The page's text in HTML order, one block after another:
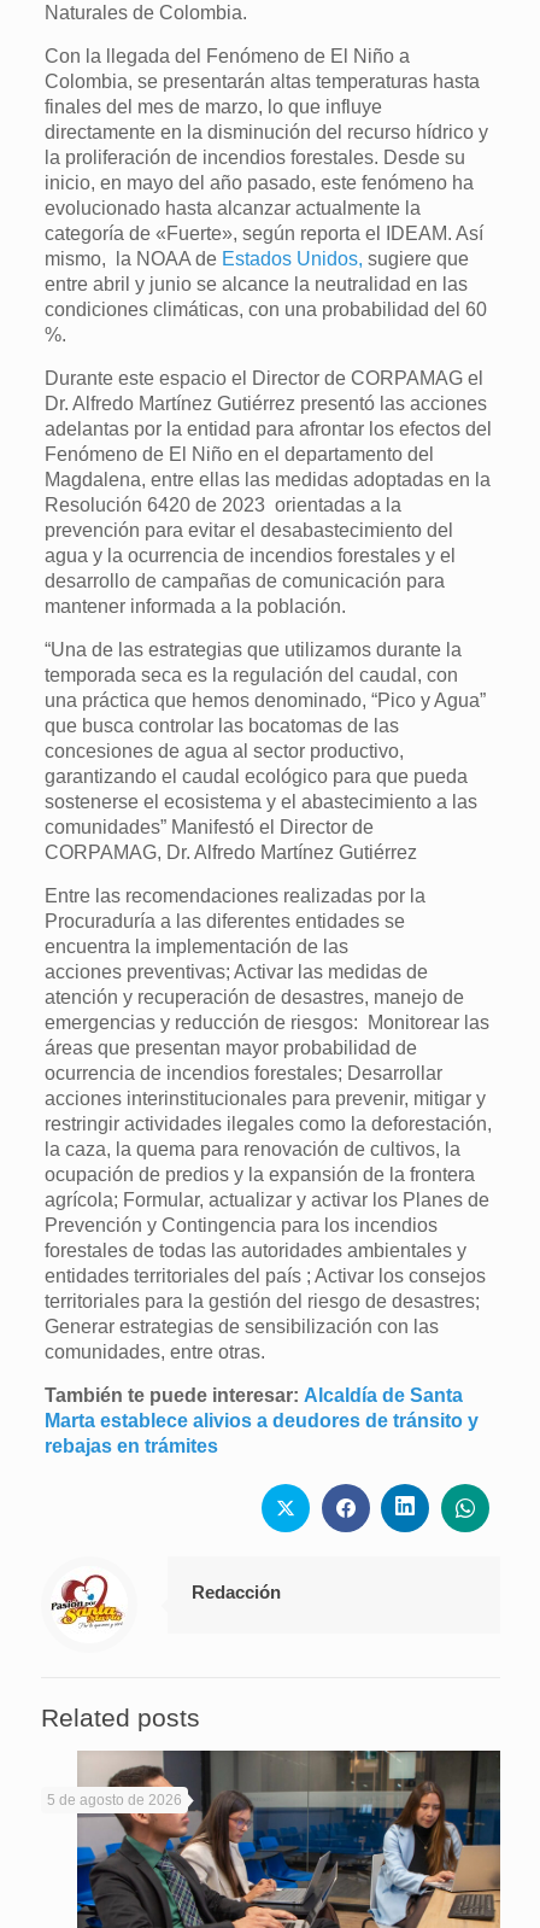
Naturales de Colombia.
Con la llegada del Fenómeno de El Niño a
Colombia, se presentarán altas temperaturas hasta
finales del mes de marzo, lo que influye
directamente en la disminución del recurso hídrico y
la proliferación de incendios forestales. Desde su
inicio, en mayo del año pasado, este fenómeno ha
evolucionado hasta alcanzar actualmente la
categoría de «Fuerte», según reporta el IDEAM. Así
mismo, la NOAA de Estados Unidos, sugiere que
entre abril y junio se alcance la neutralidad en las
condiciones climáticas, con una probabilidad del 60
%.
Durante este espacio el Director de CORPAMAG el
Dr. Alfredo Martínez Gutiérrez presentó las acciones
adelantas por la entidad para afrontar los efectos del
Fenómeno de El Niño en el departamento del
Magdalena, entre ellas las medidas adoptadas en la
Resolución 6420 de 2023 orientadas a la
prevención para evitar el desabastecimiento del
agua y la ocurrencia de incendios forestales y el
desarrollo de campañas de comunicación para
mantener informada a la población.
“Una de las estrategias que utilizamos durante la
temporada seca es la regulación del caudal, con
una práctica que hemos denominado, “Pico y Agua”
que busca controlar las bocatomas de las
concesiones de agua al sector productivo,
garantizando el caudal ecológico para que pueda
sostenerse el ecosistema y el abastecimiento a las
comunidades” Manifestó el Director de
CORPAMAG, Dr. Alfredo Martínez Gutiérrez
Entre las recomendaciones realizadas por la
Procuraduría a las diferentes entidades se
encuentra la implementación de las
acciones preventivas; Activar las medidas de
atención y recuperación de desastres, manejo de
emergencias y reducción de riesgos: Monitorear las
áreas que presentan mayor probabilidad de
ocurrencia de incendios forestales; Desarrollar
acciones interinstitucionales para prevenir, mitigar y
restringir actividades ilegales como la deforestación,
la caza, la quema para renovación de cultivos, la
ocupación de predios y la expansión de la frontera
agrícola; Formular, actualizar y activar los Planes de
Prevención y Contingencia para los incendios
forestales de todas las autoridades ambientales y
entidades territoriales del país ; Activar los consejos
territoriales para la gestión del riesgo de desastres;
Generar estrategias de sensibilización con las
comunidades, entre otras.
También te puede interesar: Alcaldía de Santa
Marta establece alivios a deudores de tránsito y
rebajas en trámites
Redacción
Related posts
5 de agosto de 2026